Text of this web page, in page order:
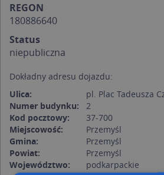
REGON
180886640
Status
niepubliczna
Dokładny adresu dojazdu:
Ulica:
pl. Plac Tadeusza
Numer budynku:
2
Kod pocztowy:
37-700
Miejscowość:
Przemyśl
Gmina:
Przemyśl
Powiat:
Przemyśl
Województwo:
podkarpackie